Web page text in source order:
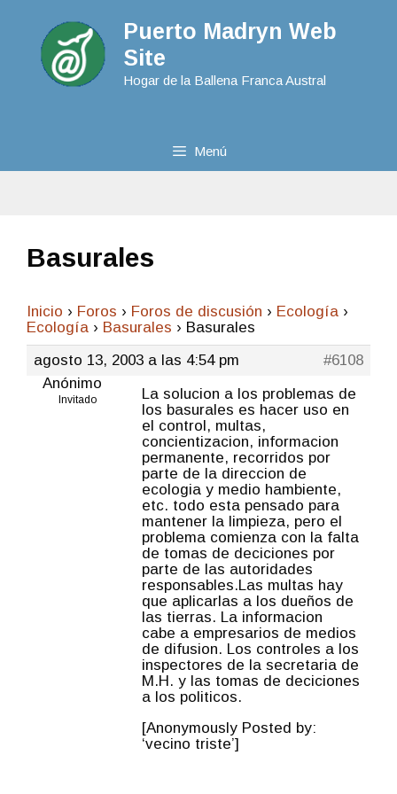
Puerto Madryn Web
Site
Hogar de la Ballena Franca Austral
Menú
Basurales
Inicio › Foros › Foros de discusión › Ecologí­a ›
Ecologí­a › Basurales › Basurales
agosto 13, 2003 a las 4:54 pm
#6108
Anónimo
Invitado
La solucion a los problemas de
los basurales es hacer uso en
el control, multas,
concientizacion, informacion
permanente, recorridos por
parte de la direccion de
ecologia y medio hambiente,
etc. todo esta pensado para
mantener la limpieza, pero el
problema comienza con la falta
de tomas de deciciones por
parte de las autoridades
responsables.Las multas hay
que aplicarlas a los dueños de
las tierras. La informacion
cabe a empresarios de medios
de difusion. Los controles a los
inspectores de la secretaria de
M.H. y las tomas de deciciones
a los politicos.
[Anonymously Posted by:
‘vecino triste’]